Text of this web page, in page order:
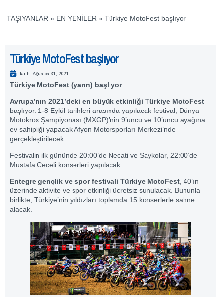
TAŞIYANLAR » EN YENİLER » Türkiye MotoFest başlıyor
Türkiye MotoFest başlıyor
Tarih: Ağustos 31, 2021
Türkiye MotoFest (yarın) başlıyor
Avrupa’nın 2021’deki en büyük etkinliği Türkiye MotoFest
başlıyor. 1-8 Eylül tarihleri arasında yapılacak festival, Dünya
Motokros Şampiyonası (MXGP)’nin 9’uncu ve 10’uncu ayağına
ev sahipliği yapacak Afyon Motorsporları Merkezi’nde
gerçekleştirilecek.
Festivalin ilk gününde 20:00’de Necati ve Saykolar, 22:00’de
Mustafa Ceceli konserleri yapılacak.
Entegre gençlik ve spor festivali Türkiye MotoFest , 40’ın
üzerinde aktivite ve spor etkinliği ücretsiz sunulacak. Bununla
birlikte, Türkiye’nin yıldızları toplamda 15 konserlerle sahne
alacak.